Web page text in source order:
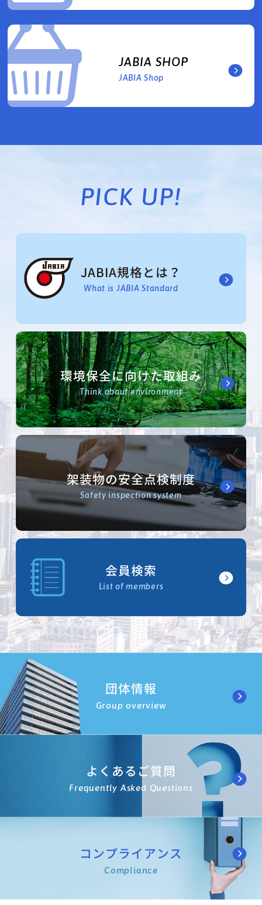
JABIA SHOP
JABIA Shop
PICK UP!
JABIA規格とは？
What is JABIA Standard
環境保全に向けた取組み
Think about environment
架装物の安全点検制度
Safety inspection system
会員検索
List of members
団体情報
Group overview
よくあるご質問
Frequently Asked Questions
コンプライアンス
Compliance